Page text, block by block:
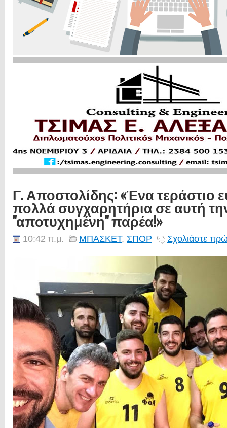
Γ. Αποστολίδης: «Ένα τεράστιο
πολλά συγχαρητήρια σε αυτή
"αποτυχημένη" παρέα!»
10:42 π.μ. ΜΠΑΣΚΕΤ, ΣΠΟΡ Σχολιάστε